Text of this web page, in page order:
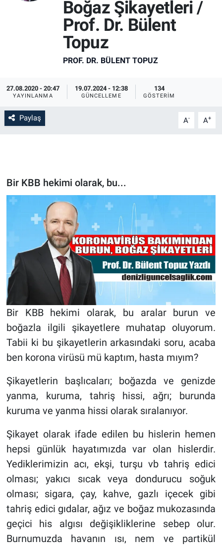
Boğaz Şikayetleri /
Prof. Dr. Bülent
Topuz
PROF. DR. BÜLENT TOPUZ
27.08.2020 - 20:47
YAYINLANMA
19.07.2024 - 12:38
GÜNCELLEME
134
GÖSTERIM
Paylaş A- A+
Bir KBB hekimi olarak, bu...
Bir KBB hekimi olarak, bu aralar burun ve
boğazla ilgili şikayetlere muhatap oluyorum.
Tabii ki bu şikayetlerin arkasındaki soru, acaba
ben korona virüsü mü kaptım, hasta mıyım?
Şikayetlerin başlıcaları; boğazda ve genizde
yanma, kuruma, tahriş hissi, ağrı; burunda
kuruma ve yanma hissi olarak sıralanıyor.
Şikayet olarak ifade edilen bu hislerin hemen
hepsi günlük hayatımızda var olan hislerdir.
Yediklerimizin acı, ekşi, turşu vb tahriş edici
olması; yakıcı sıcak veya dondurucu soğuk
olması; sigara, çay, kahve, gazlı içecek gibi
tahriş edici gıdalar, ağız ve boğaz mukozasında
geçici his algısı değişikliklerine sebep olur.
Burnumuzda havanın ısı, nem ve partikül